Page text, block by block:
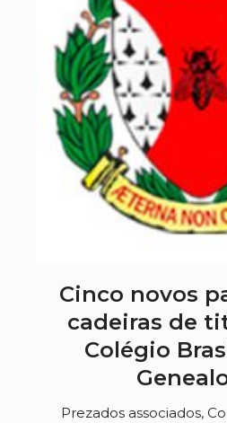
Cinco novos
cadeiras de
Colégio
Prezados associados,